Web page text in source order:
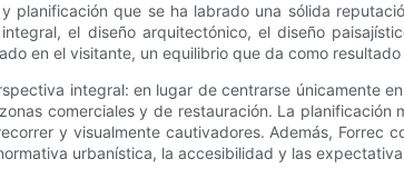
planificación que se ha labrado una sólida
el diseño arquitectónico, el diseño
en el visitante, un equilibrio que da como
integral: en lugar de centrarse únicamente
comerciales y de restauración. La
y visualmente cautivadores. Además, Forrec
urbanística, la accesibilidad y las